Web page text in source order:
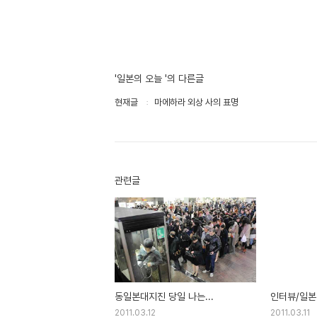
'일본의 오늘 '의 다른글
현재글 마에하라 외상 사의 표명
관련글
동일본대지진 당일 나는...
2011.03.12
인터뷰/일
2011.03.11